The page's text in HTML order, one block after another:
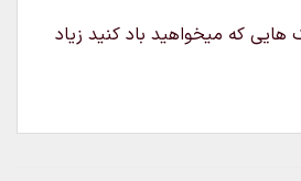
هایی که میخواهید باد کنید زیاد